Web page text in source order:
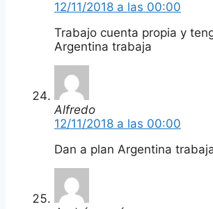
12/11/2018 a las 00:00
Trabajo cuenta propia y
Argentina trabaja
Alfredo
12/11/2018 a las 00:00
Dan a plan Argentina